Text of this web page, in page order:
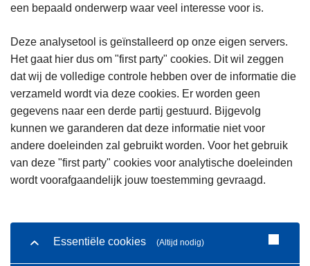
een bepaald onderwerp waar veel interesse voor is.
Deze analysetool is geïnstalleerd op onze eigen servers.
Het gaat hier dus om "first party" cookies. Dit wil zeggen
dat wij de volledige controle hebben over de informatie die
verzameld wordt via deze cookies. Er worden geen
gegevens naar een derde partij gestuurd. Bijgevolg
kunnen we garanderen dat deze informatie niet voor
andere doeleinden zal gebruikt worden. Voor het gebruik
van deze "first party" cookies voor analytische doeleinden
wordt voorafgaandelijk jouw toestemming gevraagd.
Essentiële cookies (Altijd nodig)